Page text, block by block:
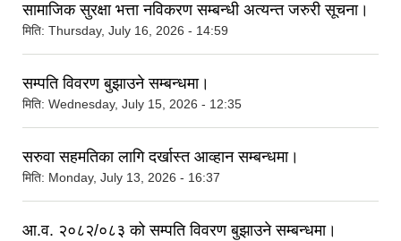
सामाजिक सुरक्षा भत्ता नविकरण सम्बन्धी अत्यन्त जरुरी सूचना।
मिति: Thursday, July 16, 2026 - 14:59
सम्पति विवरण बुझाउने सम्बन्धमा।
मिति: Wednesday, July 15, 2026 - 12:35
सरुवा सहमतिका लागि दर्खास्त आव्हान सम्बन्धमा।
मिति: Monday, July 13, 2026 - 16:37
आ.व. २०८२/०८३ को सम्पति विवरण बुझाउने सम्बन्धमा।